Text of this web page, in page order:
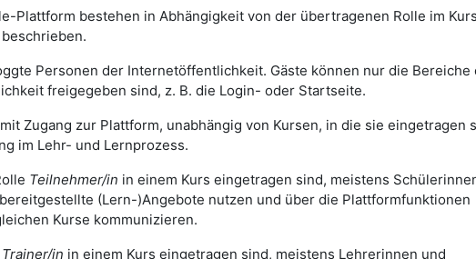
Plattform bestehen in Abhängigkeit von der übertragenen Rolle im
Personen der Internetöffentlichkeit. Gäste können nur die Bereiche
freigegeben sind, z. B. die Login- oder Startseite.
Zugang zur Plattform, unabhängig von Kursen, in die sie eingetragen
im Lehr- und Lernprozess.
Teilnehmer/in in einem Kurs eingetragen sind, meistens
(Lern-)Angebote nutzen und über die Plattformfunktionen
Kurse kommunizieren.
Trainer/in in einem Kurs eingetragen sind, meistens Lehrerinnen und